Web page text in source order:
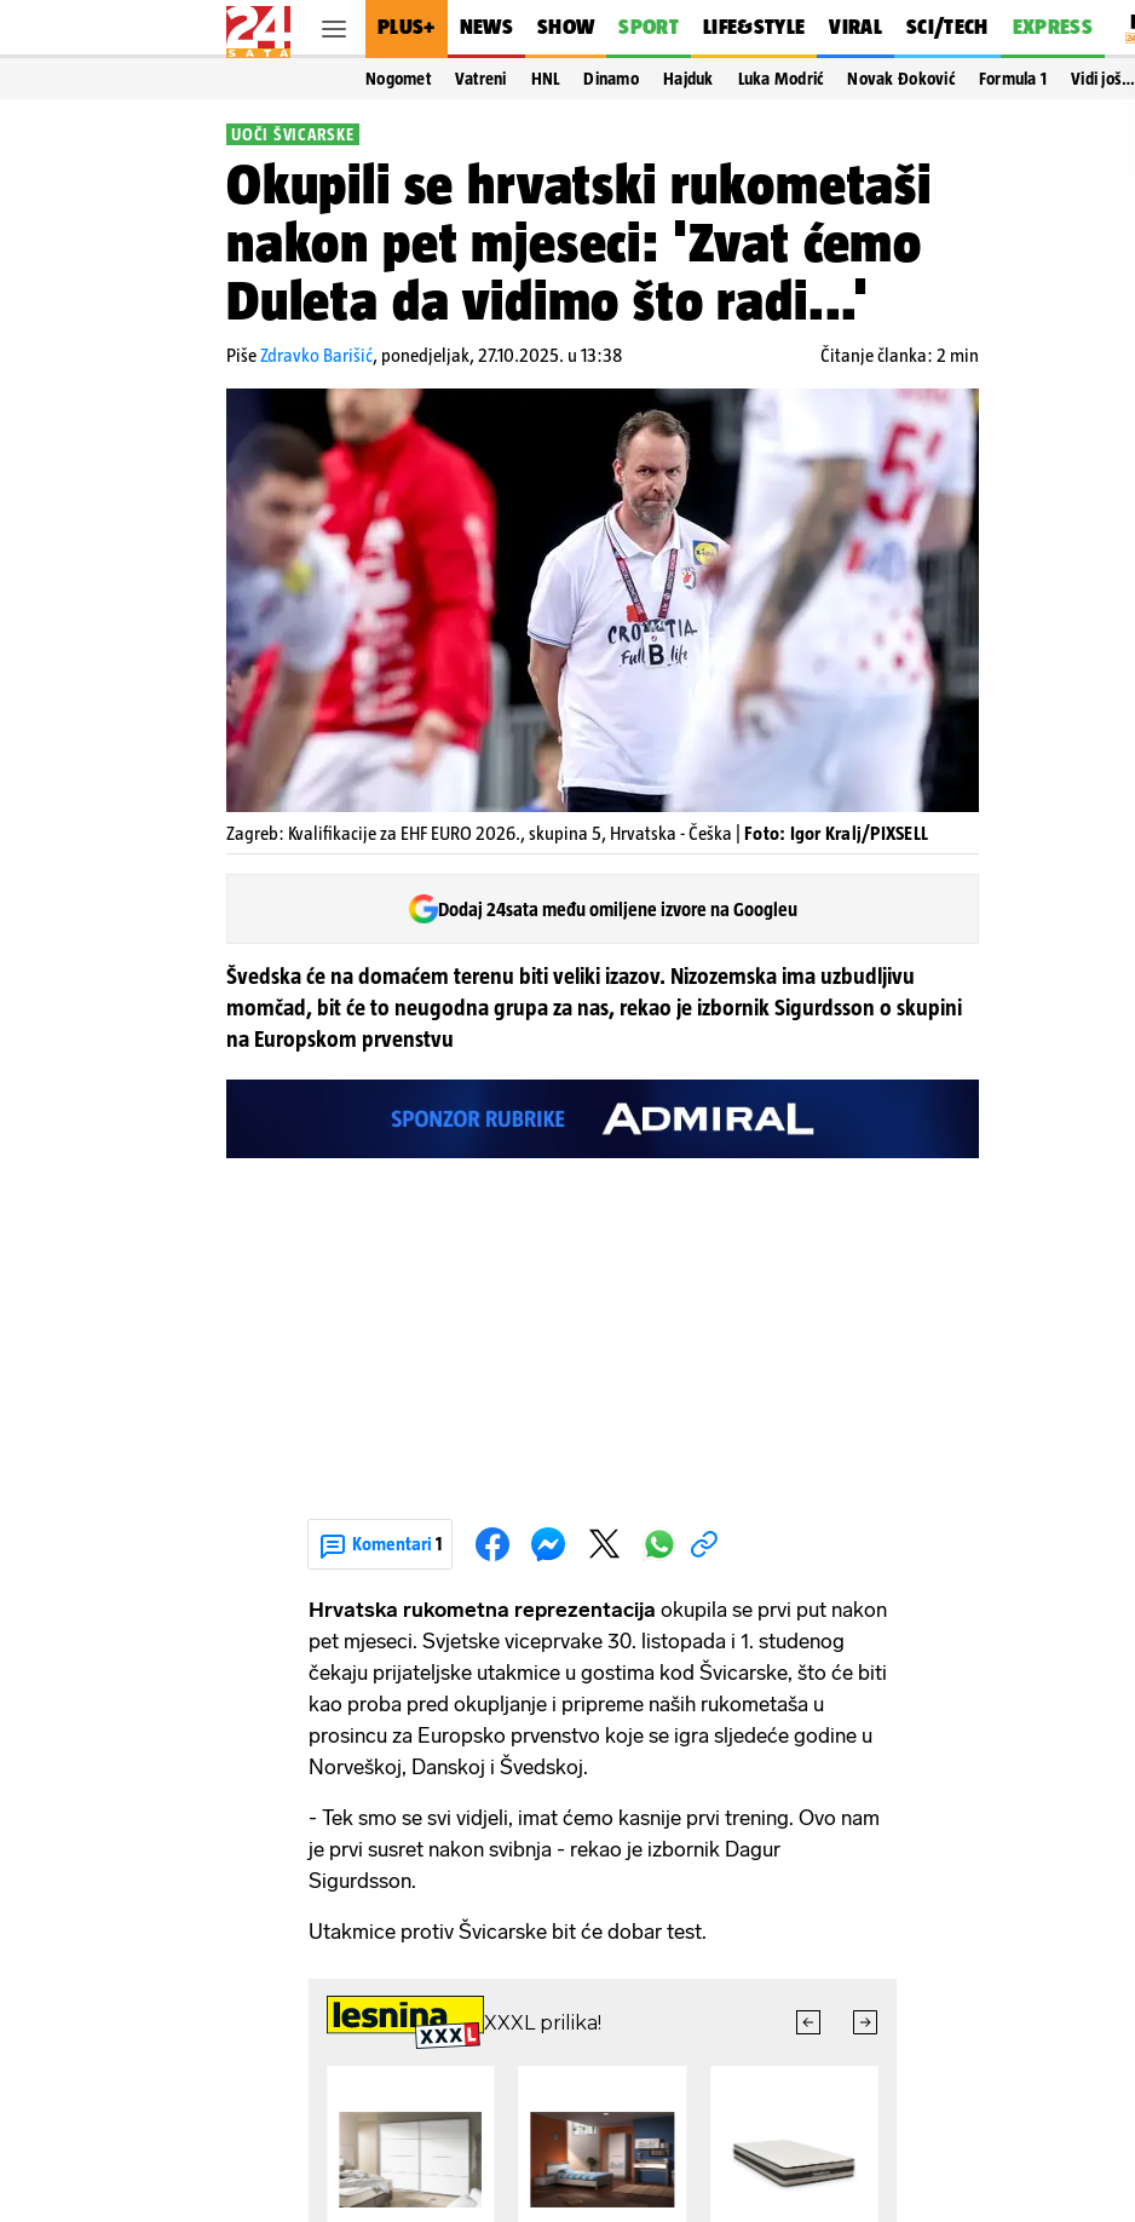
PLUS+ NEWS SHOW SPORT LIFE&STYLE VIRAL SCI/TECH EXPRESS
Nogomet Vatreni HNL Dinamo Hajduk Luka Modrić Novak Đoković Formula 1 Vidi još…
UOČI ŠVICARSKE
Okupili se hrvatski rukometaši
nakon pet mjeseci: 'Zvat ćemo
Duleta da vidimo što radi...'
PišeZdravko Barišić, ponedjeljak, 27.10.2025. u 13:38 Čitanje članka: 2 min
Zagreb: Kvalifikacije za EHF EURO 2026., skupina 5, Hrvatska - Češka | Foto: Igor Kralj/PIXSELL
Dodaj 24sata među omiljene izvore na Googleu
Švedska će na domaćem terenu biti veliki izazov. Nizozemska ima uzbudljivu
momčad, bit će to neugodna grupa za nas, rekao je izbornik Sigurdsson o skupini
na Europskom prvenstvu
Komentari 1
Hrvatska rukometna reprezentacija okupila se prvi put nakon
pet mjeseci. Svjetske viceprvake 30. listopada i 1. studenog
čekaju prijateljske utakmice u gostima kod Švicarske, što će biti
kao proba pred okupljanje i pripreme naših rukometaša u
prosincu za Europsko prvenstvo koje se igra sljedeće godine u
Norveškoj, Danskoj i Švedskoj.
- Tek smo se svi vidjeli, imat ćemo kasnije prvi trening. Ovo nam
je prvi susret nakon svibnja - rekao je izbornik Dagur
Sigurdsson.
Utakmice protiv Švicarske bit će dobar test.